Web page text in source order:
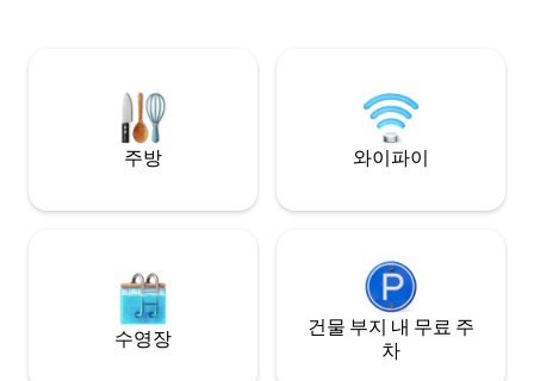
desayuno también está incluido en el
precio de tu alojamiento.
주방 와이파이
수영장
건물 부지 내 무료 주
차